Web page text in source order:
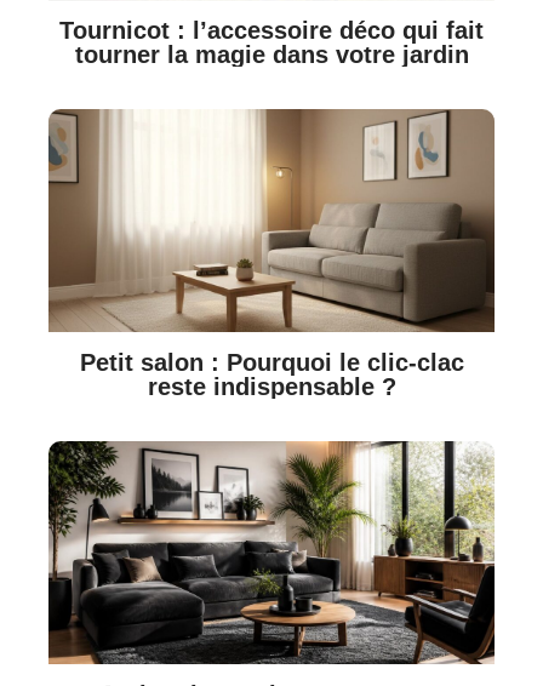
Tournicot : l’accessoire déco qui fait
tourner la magie dans votre jardin
Petit salon : Pourquoi le clic-clac
reste indispensable ?